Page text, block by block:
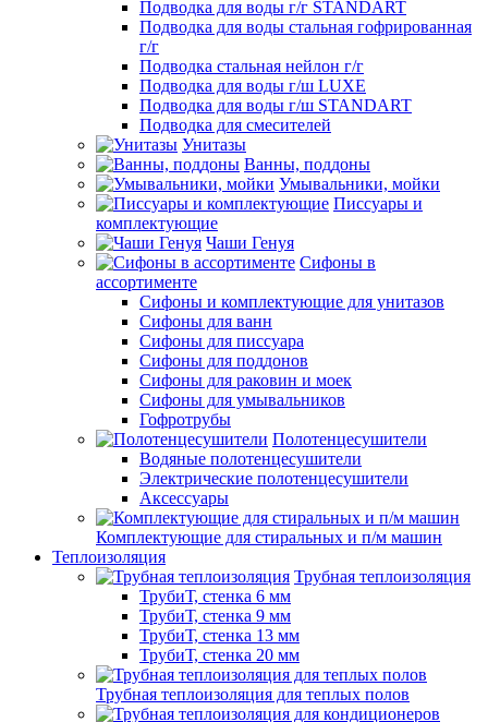
Подводка для воды г/г STANDART
Подводка для воды стальная гофрированная
г/г
Подводка стальная нейлон г/г
Подводка для воды г/ш LUXE
Подводка для воды г/ш STANDART
Подводка для смесителей
Унитазы
Ванны, поддоны
Умывальники, мойки
Писсуары и
комплектующие
Чаши Генуя
Сифоны в
ассортименте
Сифоны и комплектующие для унитазов
Сифоны для ванн
Сифоны для писсуара
Сифоны для поддонов
Сифоны для раковин и моек
Сифоны для умывальников
Гофротрубы
Полотенцесушители
Водяные полотенцесушители
Электрические полотенцесушители
Аксессуары
Комплектующие для стиральных и п/м машин
Теплоизоляция
Трубная теплоизоляция
ТрубиТ, стенка 6 мм
ТрубиТ, стенка 9 мм
ТрубиТ, стенка 13 мм
ТрубиТ, стенка 20 мм
Трубная теплоизоляция для теплых полов